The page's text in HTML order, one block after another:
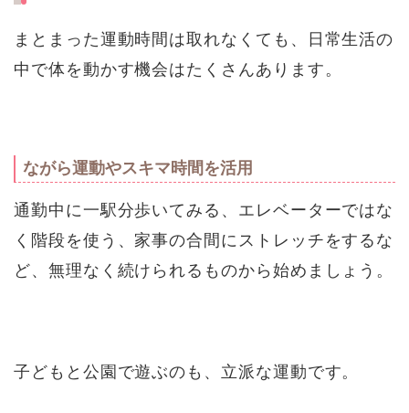
まとまった運動時間は取れなくても、日常生活の
中で体を動かす機会はたくさんあります。
ながら運動やスキマ時間を活用
通勤中に一駅分歩いてみる、エレベーターではな
く階段を使う、家事の合間にストレッチをするな
ど、無理なく続けられるものから始めましょう。
子どもと公園で遊ぶのも、立派な運動です。